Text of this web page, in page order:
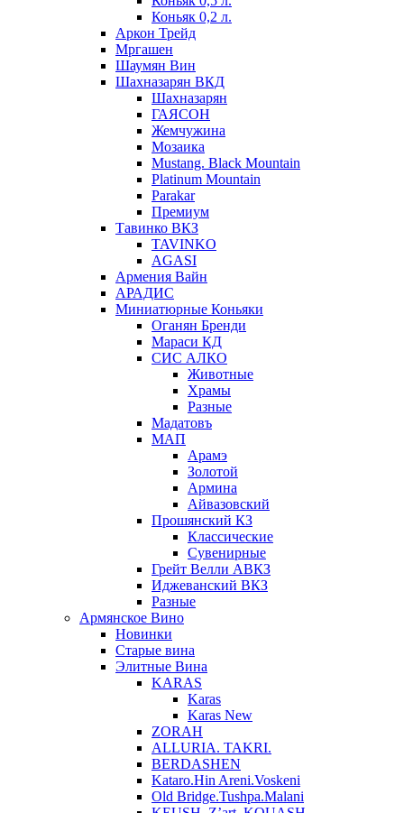
Коньяк 0,2 л.
Аркон Трейд
Мргашен
Шаумян Вин
Шахназарян ВКД
Шахназарян
ГАЯСОН
Жемчужина
Мозаика
Mustang. Black Mountain
Platinum Mountain
Parakar
Премиум
Тавинко ВКЗ
TAVINKO
AGASI
Армения Вайн
АРАДИС
Миниатюрные Коньяки
Оганян Бренди
Мараси КД
СИС АЛКО
Животные
Храмы
Разные
Мадатовъ
МАП
Арамэ
Золотой
Армина
Айвазовский
Прошянский КЗ
Классические
Сувенирные
Грейт Велли АВКЗ
Иджеванский ВКЗ
Разные
Армянское Вино
Новинки
Старые вина
Элитные Вина
KARAS
Karas
Karas New
ZORAH
ALLURIA. TAKRI.
BERDASHEN
Kataro.Hin Areni.Voskeni
Old Bridge.Tushpa.Malani